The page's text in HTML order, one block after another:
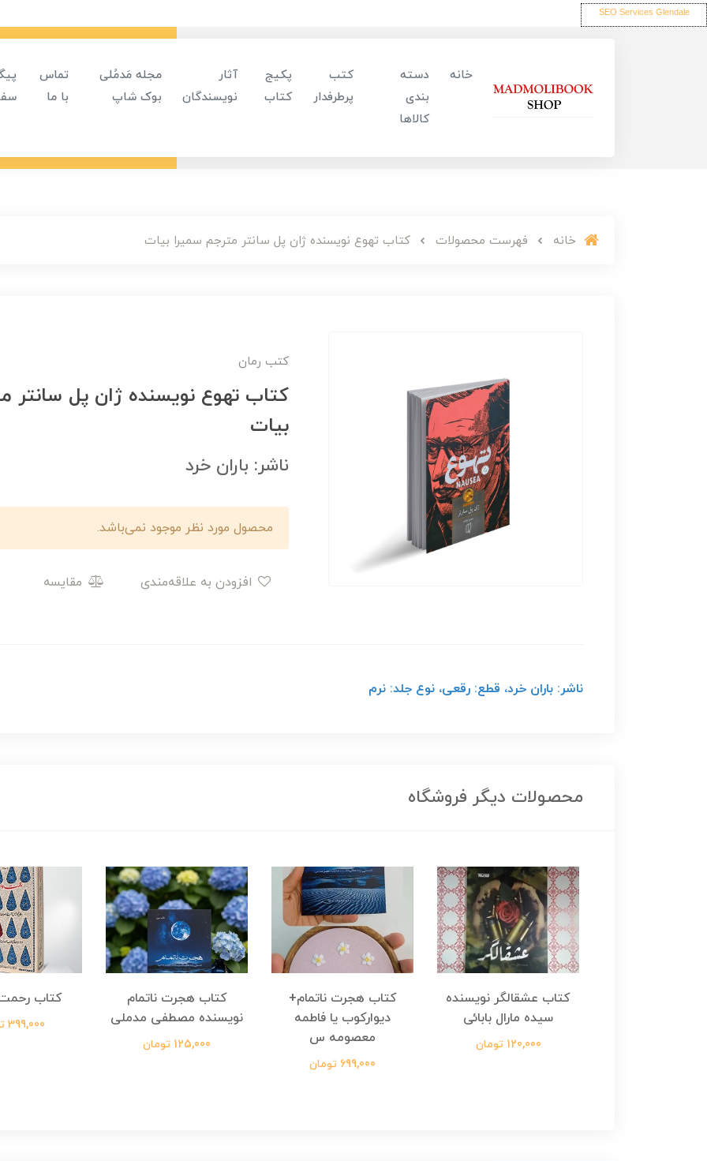
SEO Services Glendale
خانه
دسته
بندی
کالاها
کتب
پرطرفدار
پکیج
کتاب
آثار
نویسندگان
مجله مَدمُلی
بوک شاپ
تماس
با ما
خانه فهرست محصولات کتاب تهوع نویسنده ژان پل سانتر مترجم سمیرا بیات
کتب رمان
کتاب تهوع نویسنده ژان پل سانتر
بیات
ناشر: باران خرد
محصول مورد نظر موجود نمی‌باشد.
مقایسه
ناشر: باران خرد، قطع: رقعی، نوع جلد: نرم
محصولات دیگر فروشگاه
کتاب عشقالگر نویسنده
سیده مارال بابائی
120,000 تومان
کتاب هجرت ناتمام+
دیوارکوب یا فاطمه
معصومه س
699,000 تومان
کتاب هجرت ناتمام
نویسنده مصطفی مدملی
125,000 تومان
کتاب
399,000 تومان